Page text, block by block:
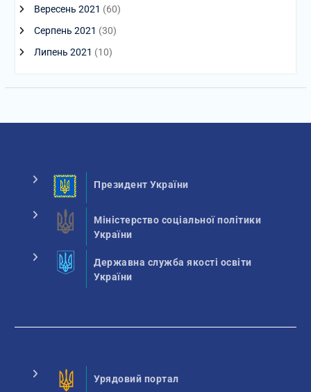
Вересень 2021 (60)
Серпень 2021 (30)
Липень 2021 (10)
Президент України
Міністерство соціальної політики
України
Державна служба якості освіти
України
Урядовий портал